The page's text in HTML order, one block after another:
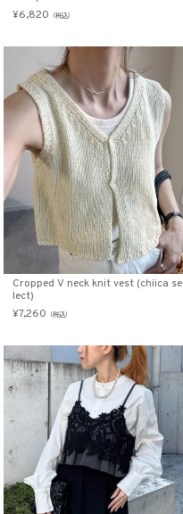
¥6,820 （税込）
Cropped V neck knit vest (chiica se
lect)
¥7,260 （税込）